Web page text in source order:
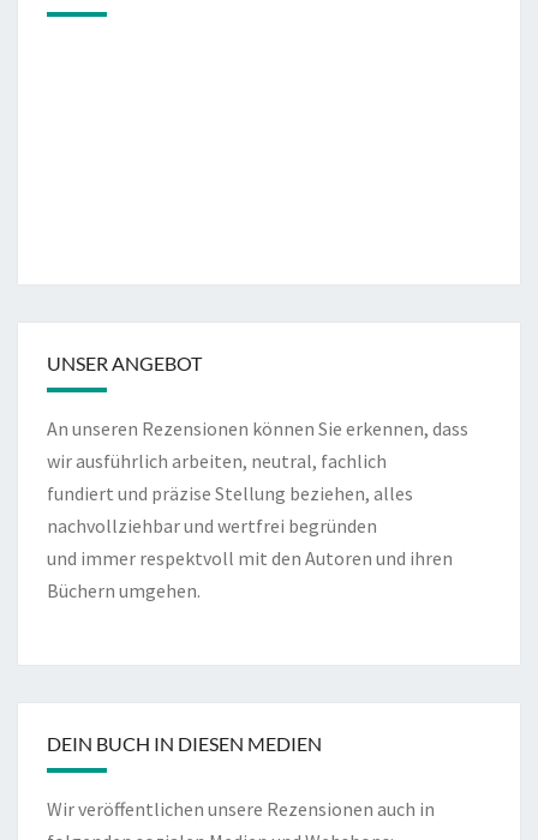
UNSER ANGEBOT
An unseren Rezensionen können Sie erkennen, dass
wir ausführlich arbeiten, neutral, fachlich
fundiert und präzise Stellung beziehen, alles
nachvollziehbar und wertfrei begründen
und immer respektvoll mit den Autoren und ihren
Büchern umgehen.
DEIN BUCH IN DIESEN MEDIEN
Wir veröffentlichen unsere Rezensionen auch in